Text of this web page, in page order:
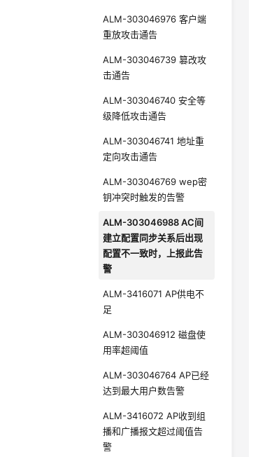
ALM-303046976 客户端
重放攻击通告
ALM-303046739 篡改攻
击通告
ALM-303046740 安全等
级降低攻击通告
ALM-303046741 地址重
定向攻击通告
ALM-303046769 wep密
钥冲突时触发的告警
ALM-303046988 AC间
建立配置同步关系后出现
配置不一致时，上报此告
警
ALM-3416071 AP供电不
足
ALM-303046912 磁盘使
用率超阈值
ALM-303046764 AP已经
达到最大用户数告警
ALM-3416072 AP收到组
播和广播报文超过阈值告
警